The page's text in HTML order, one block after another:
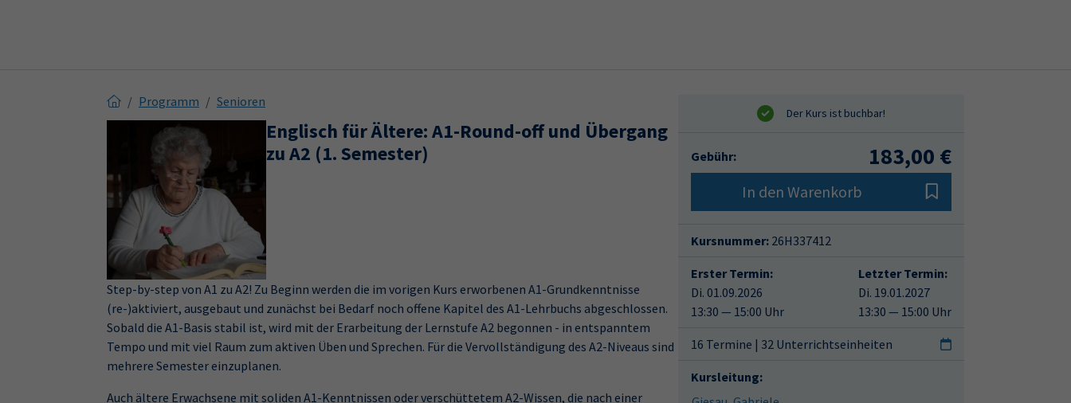
Programm Senioren
Englisch für Ältere: A1-Round-off und Übergang
zu A2 (1. Semester)
Step-by-step von A1 zu A2! Zu Beginn werden die im vorigen Kurs erworbenen A1-Grundkenntnisse
(re-)aktiviert, ausgebaut und zunächst bei Bedarf noch offene Kapitel des A1-Lehrbuchs abgeschlossen.
Sobald die A1-Basis stabil ist, wird mit der Erarbeitung der Lernstufe A2 begonnen - in entspanntem
Tempo und mit viel Raum zum aktiven Üben und Sprechen. Für die Vervollständigung des A2-Niveaus sind
mehrere Semester einzuplanen.
Auch ältere Erwachsene mit soliden A1-Kenntnissen oder verschüttetem A2-Wissen, die nach einer
Gebühr: 183,00 €
In den Warenkorb
Kursnummer: 26H337412
Erster Termin:
Di. 01.09.2026
13:30 — 15:00 Uhr
Letzter Termin:
Di. 19.01.2027
13:30 — 15:00 Uhr
16 Termine | 32 Unterrichtseinheiten
Kursleitung: